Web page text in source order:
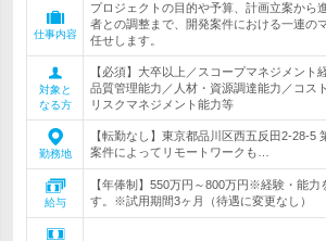
仕事内容
プロジェクトの目的や予算、計画立案から
者との調整まで、開発案件における一連の
任せします。
対象と
なる方
【必須】大卒以上／スコープマネジメント
品質管理能力／人材・資源調達能力／コス
リスクマネジメント能力等
勤務地
【転勤なし】東京都品川区西五反田2-28-5
案件によってリモートワークも…
給与
【年俸制】550万円～800万円※経験・能力
す。※試用期間3ヶ月（待遇に変更なし）